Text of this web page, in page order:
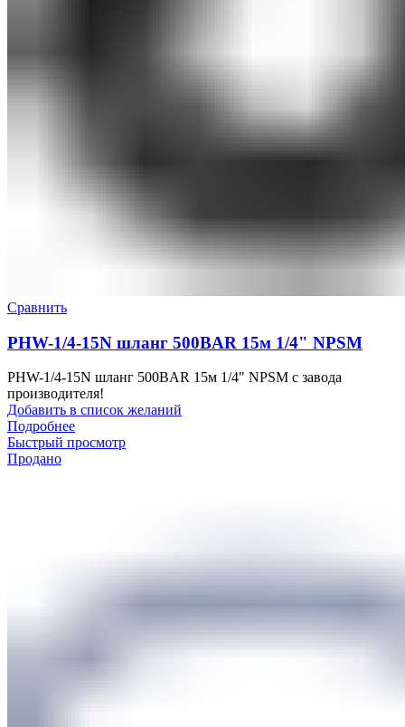
Сравнить
PHW-1/4-15N шланг 500BAR 15м 1/4" NPSM
PHW-1/4-15N шланг 500BAR 15м 1/4" NPSM с завода
производителя!
Добавить в список желаний
Подробнее
Быстрый просмотр
Продано